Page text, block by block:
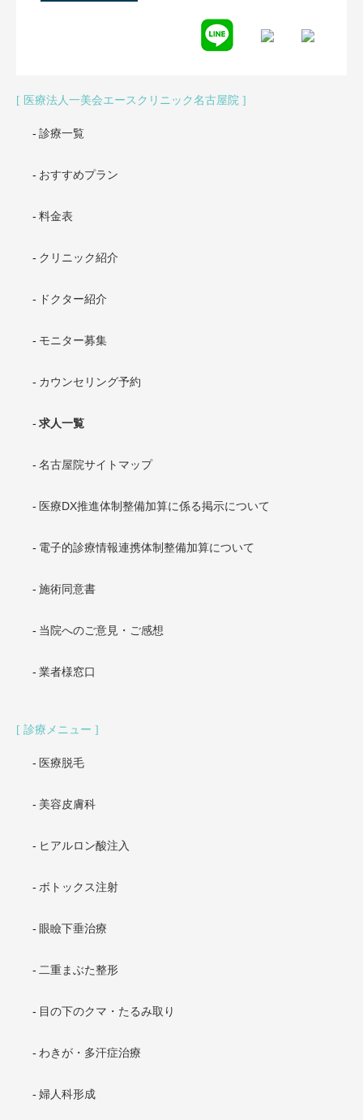
医療法人一美会エースクリニック名古屋院
診療一覧
おすすめプラン
料金表
クリニック紹介
ドクター紹介
モニター募集
カウンセリング予約
求人一覧
名古屋院サイトマップ
医療DX推進体制整備加算に係る掲示について
電子的診療情報連携体制整備加算について
施術同意書
当院へのご意見・ご感想
業者様窓口
診療メニュー
医療脱毛
美容皮膚科
ヒアルロン酸注入
ボトックス注射
眼瞼下垂治療
二重まぶた整形
目の下のクマ・たるみ取り
わきが・多汗症治療
婦人科形成